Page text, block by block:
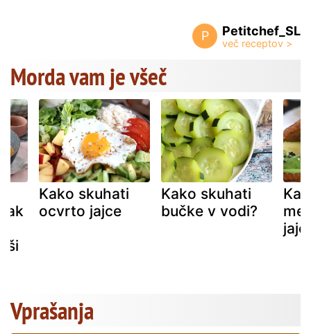
P Petitchef_SL
Morda vam je všeč
Kako skuhati
ocvrto jajce
Kako skuhati
bučke v vodi?
Vprašanja